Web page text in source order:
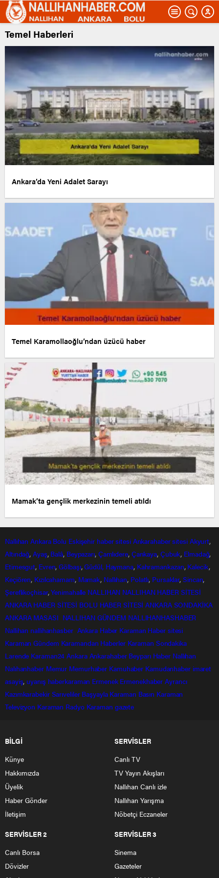
Temel Haberleri
Ankara’da Yeni Adalet Sarayı
Temel Karamollaoğlu’ndan üzücü haber
Mamak’ta gençlik merkezinin temeli atıldı
Nallıhan Ankara Bolu Eskişehir haber sitesi Ankarahabersitesi Akyurt,
Altındağ,Ayaş, Balâ, Beypazarı, Çamlıdere, Çankaya, Çubuk, Elmadağ,
Etimesgut, Evren,Gölbaşı,Güdül, Haymana, Kahramankazan, Kalecik,
Keçiören, Kızılcahamam, Mamak, Nallıhan, Polatlı, Pursaklar,Sincan,
Şereflikoçhisar,Yenimahalle NALLIHAN NALLIHAN HABER SİTESİ
ANKARA HABER SİTESİ BOLU HABER SİTESİ ANKARA SONDAKİKA
ANKARA MASASI NALLIHAN GÜNDEM NALLIHANHASHABER
Nallihan nallihanhasber Ankara Haber Karaman Haber sitesi
Karaman Gündem Karamandan Haberler Karaman Sondakika
Larende Karaman24 Ankara Ankarahaber Beyparı Haber Nallıhan
Nalıhanhaber Memur Memurhaber Kamuhaber Kamudanhaber imaret
asayiş, uyanış haberkaraman Ermenek Ermenekhaber Ayrancı
Kazımkarabekir Sarıveliler Başyayla Karaman Basın Karaman
Televizyon Karaman Radyo Karaman gazete
BİLGİ
Künye
Hakkımızda
Üyelik
Haber Gönder
İletişim
SERVİSLER
Canlı TV
TV Yayın Akışları
Nallıhan Canlı izle
Nallıhan Yarışma
Nöbetçi Eczaneler
SERVİSLER 2
Canlı Borsa
Dövizler
SERVİSLER 3
Sinema
Gazeteler